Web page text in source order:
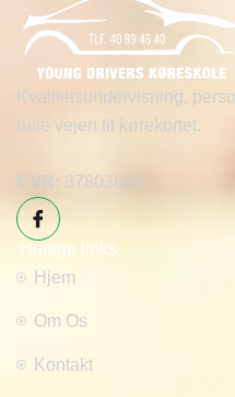
Kvalitetsundervisning,
hele vejen til kørekortet.
CVR: 37803626
Hurtige links
Hjem
Om Os
Kontakt